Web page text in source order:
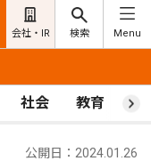
会社・IR 検索 Menu
社会 教育 ス
公開日：2024.01.26